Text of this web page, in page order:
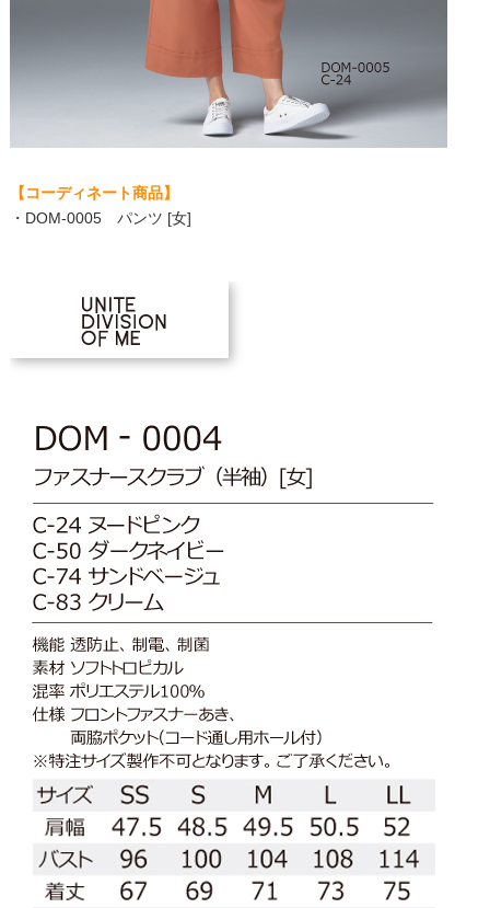
【コーディネート商品】
・ DOM-0005 パンツ [女]